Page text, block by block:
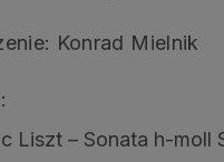
Konrad Mielnik
Liszt – Sonata h-moll